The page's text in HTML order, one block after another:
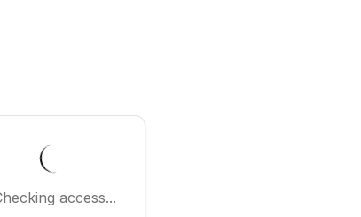
access...